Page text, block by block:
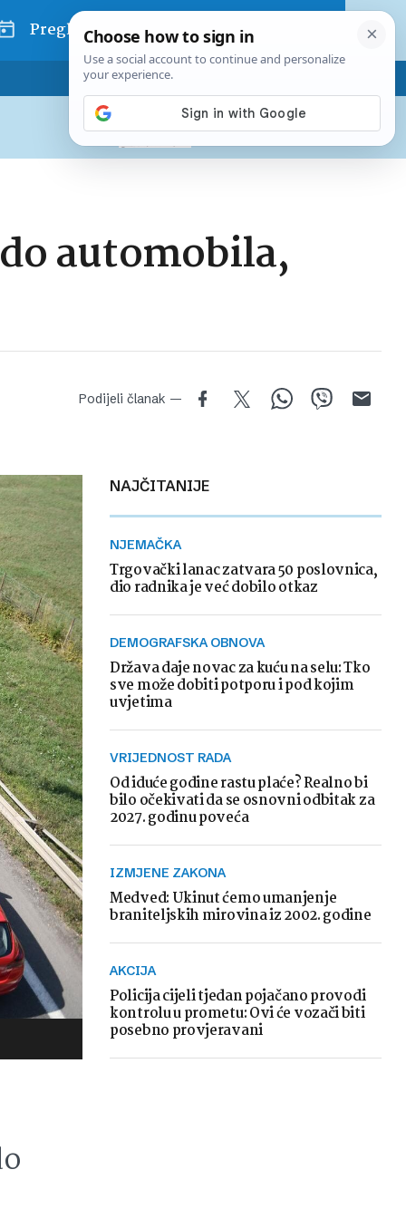
Pregled dana
Pretplatite se na Poslovni
Već od10 EURmjesečno
automobila,
Podijeli članak —
NAJČITANIJE
NJEMAČKA
Trgovački lanac zatvara 50 poslovnica,
dio radnika je već dobilo otkaz
DEMOGRAFSKA OBNOVA
Država daje novac za kuću na selu: Tko
sve može dobiti potporu i pod kojim
uvjetima
VRIJEDNOST RADA
Od iduće godine rastu plaće? Realno bi
bilo očekivati da se osnovni odbitak za
2027. godinu poveća
IZMJENE ZAKONA
Medved: Ukinut ćemo umanjenje
braniteljskih mirovina iz 2002. godine
AKCIJA
Policija cijeli tjedan pojačano provodi
kontrolu u prometu: Ovi će vozači biti
posebno provjeravani